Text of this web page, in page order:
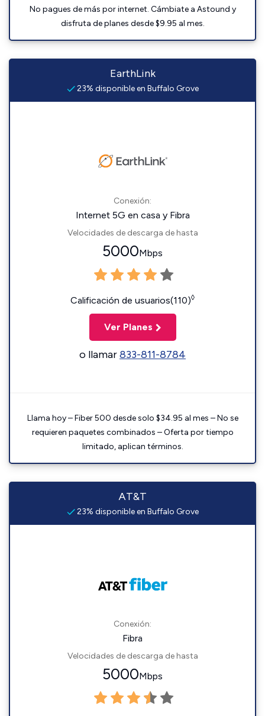
No pagues de más por internet. Cámbiate a Astound y
disfruta de planes desde $9.95 al mes.
EarthLink
23% disponible en Buffalo Grove
Conexión:
Internet 5G en casa y Fibra
Velocidades de descarga de hasta
5000Mbps
Calificación de usuarios(110)◊
Ver Planes
o llamar833-811-8784
Llama hoy – Fiber 500 desde solo $34.95 al mes – No se
requieren paquetes combinados – Oferta por tiempo
limitado, aplican términos.
AT&T
23% disponible en Buffalo Grove
Conexión:
Fibra
Velocidades de descarga de hasta
5000Mbps